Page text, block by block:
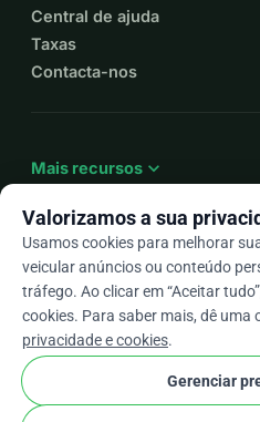
Central de ajuda
Taxas
Contacta-nos
Mais recursos expand_more
Ptarrow_drop_down
★★★★★4,9 / 5 com base
Valorizamos a sua
Usamos cookies para melhorar
veicular anúncios ou conteúdo
tráfego. Ao clicar em “Aceitar
cookies. Para saber mais, dê uma
privacidade e cookies.
Gerenciar